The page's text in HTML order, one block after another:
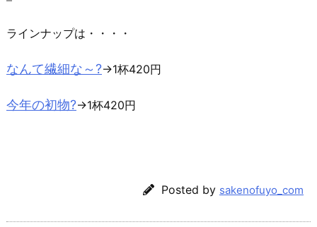
ラインナップは・・・・
なんて繊細な～?→1杯420円
今年の初物?→1杯420円
Posted by sakenofuyo_com